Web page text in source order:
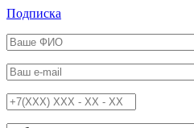
Перейти к основному содержанию
Подписка
ФИО*
Email*
Телефон*